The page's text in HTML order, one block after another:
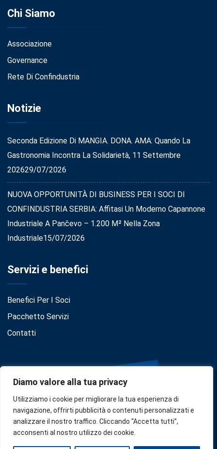
Diamo valore alla tua privacy
Utilizziamo i cookie per migliorare la tua esperienza di
navigazione, offrirti pubblicità o contenuti personalizzati e
analizzare il nostro traffico. Cliccando “Accetta tutti”,
acconsenti al nostro utilizzo dei cookie.
Chi Siamo
Associazione
Governance
Rete Di Confindustria
Notizie
Seconda Edizione Di MANGIA. DONA. AMA: Quando La
Gastronomia Incontra La Solidarietà, 11 Settembre
202629/07/2026
NUOVA OPPORTUNITÀ DI BUSINESS PER I SOCI DI
CONFINDUSTRIA SERBIA: Affitasi Un Moderno Capannone
Industriale A Pančevo – 1.200 M² Nella Zona
Industriale15/07/2026
Servizi e benefici
Benefici Per I Soci
Pacchetto Servizi
Contatti
Privacy•Cookie Policy•Disclaimer
Copyright © 2024Confindustria Serbia. Designed byZoe